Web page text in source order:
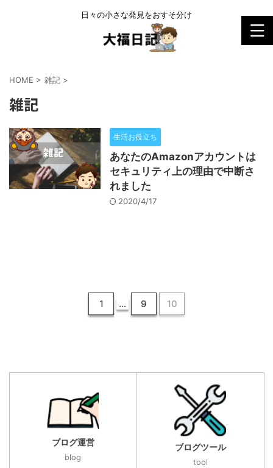
日々の小さな発見をおすそ分け
HOME > 雑記 >
雑記
生活お役立ち
あなたのAmazonアカウントは
セキュリティ上の理由で中断さ
れました
2020/4/17
1 … 9 10
ブログ運営
blog
ブログツール
tool